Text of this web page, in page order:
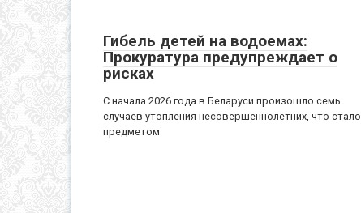
Гибель детей на водоемах:
Прокуратура предупреждает о
рисках
С начала 2026 года в Беларуси произошло семь
случаев утопления несовершеннолетних, что стало
предметом